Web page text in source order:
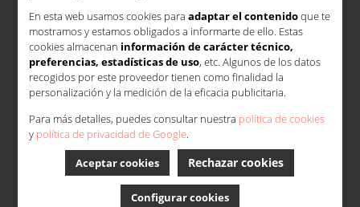
En esta web usamos cookies para adaptar el contenidoque te
mostramos y estamos obligados a informarte de ello. Estas
cookies almacenan información de carácter técnico,
preferencias, estadísticas de uso, etc. Algunos de los datos
recogidos por este proveedor tienen como finalidad la
personalización y la medición de la eficacia publicitaria.
Para más detalles, puedes consultar nuestra política de cookies
y política de privacidad de Google.
Aceptar cookies
Rechazar cookies
Configurar cookies